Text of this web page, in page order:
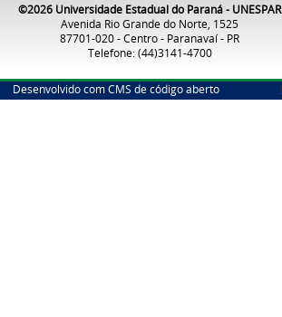
©2026 Universidade Estadual do Paraná - UNESPAR
Avenida Rio Grande do Norte, 1525
87701-020 - Centro - Paranavaí - PR
Telefone: (44)3141-4700
Desenvolvido com CMS de código aberto